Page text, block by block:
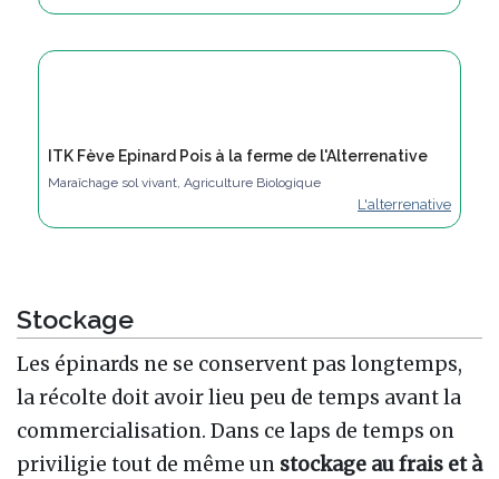
ITK Fève Epinard Pois à la ferme de l'Alterrenative
Maraîchage sol vivant, Agriculture Biologique
L'alterrenative
Stockage
Les épinards ne se conservent pas longtemps,
la récolte doit avoir lieu peu de temps avant la
commercialisation. Dans ce laps de temps on
priviligie tout de même un stockage au frais et à